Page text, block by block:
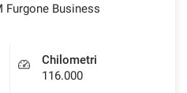
Furgone Business
Chilometri
116.000